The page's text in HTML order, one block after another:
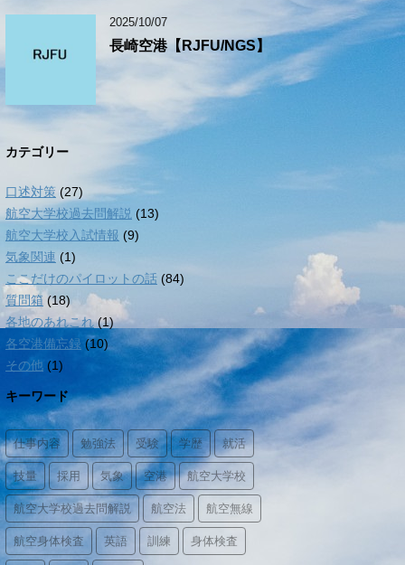
2025/10/07
長崎空港【RJFU/NGS】
カテゴリー
口述対策 (27)
航空大学校過去問解説 (13)
航空大学校入試情報 (9)
気象関連 (1)
ここだけのパイロットの話 (84)
質問箱 (18)
各地のあれこれ(1)
各空港備忘録 (10)
その他 (1)
キーワード
仕事内容 勉強法 受験 学歴 就活
技量 採用 気象 空港 航空大学校
航空大学校過去問解説 航空法 航空無線
航空身体検査 英語 訓練 身体検査